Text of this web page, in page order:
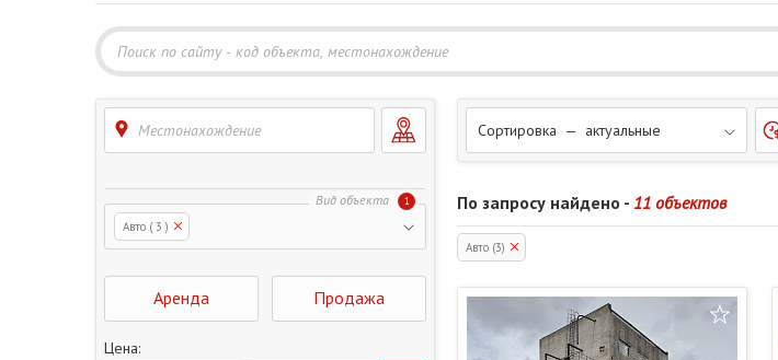
Местонахождение
Авто ( 3 )
1
Аренда Продажа
Цена:
Сортировка — актуальные
По запросу найдено - 11 объектов
Авто (3)